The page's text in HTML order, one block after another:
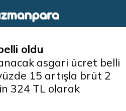
oldu
asgari ücret belli
15 artışla brüt 2
324 TL olarak